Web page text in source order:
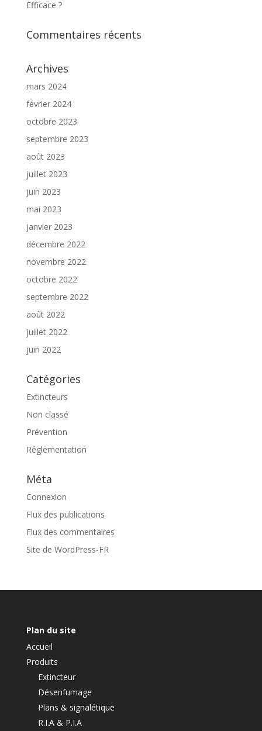
Efficace ?
Commentaires récents
Archives
mars 2024
février 2024
octobre 2023
septembre 2023
août 2023
juillet 2023
juin 2023
mai 2023
janvier 2023
décembre 2022
novembre 2022
octobre 2022
septembre 2022
août 2022
juillet 2022
juin 2022
Catégories
Extincteurs
Non classé
Prévention
Réglementation
Méta
Connexion
Flux des publications
Flux des commentaires
Site de WordPress-FR
Plan du site
Accueil
Produits
Extincteur
Désenfumage
Plans & signalétique
R.I.A & P.I.A